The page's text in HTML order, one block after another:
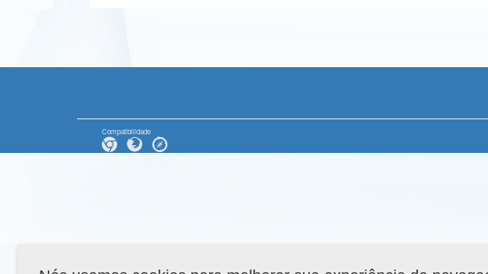
Compatibilidade